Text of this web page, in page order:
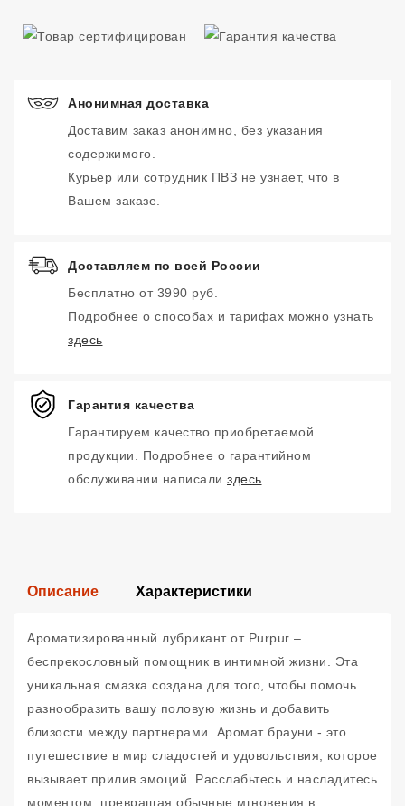
Анонимная доставка
Доставим заказ анонимно, без указания
содержимого.
Курьер или сотрудник ПВЗ не узнает, что в
Вашем заказе.
Доставляем по всей России
Бесплатно от 3990 руб.
Подробнее о способах и тарифах можно узнать
здесь
Гарантия качества
Гарантируем качество приобретаемой
продукции. Подробнее о гарантийном
обслуживании написали здесь
Описание Характеристики
Ароматизированный лубрикант от Purpur –
беспрекословный помощник в интимной жизни. Эта
уникальная смазка создана для того, чтобы помочь
разнообразить вашу половую жизнь и добавить
близости между партнерами. Аромат брауни - это
путешествие в мир сладостей и удовольствия, которое
вызывает прилив эмоций. Расслабьтесь и насладитесь
моментом, превращая обычные мгновения в